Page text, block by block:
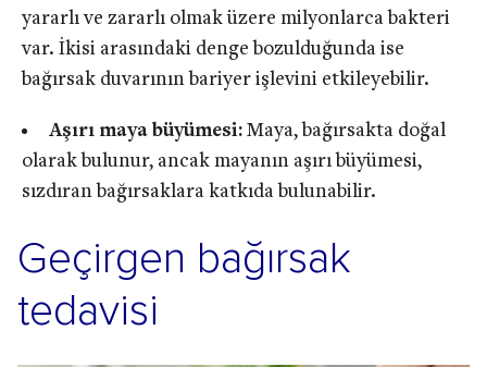
yararlı ve zararlı olmak üzere milyonlarca bakteri
var. İkisi arasındaki denge bozulduğunda ise
bağırsak duvarının bariyer işlevini etkileyebilir.
Aşırı maya büyümesi:Maya, bağırsakta doğal
olarak bulunur, ancak mayanın aşırı büyümesi,
sızdıran bağırsaklara katkıda bulunabilir.
Geçirgen bağırsak
tedavisi